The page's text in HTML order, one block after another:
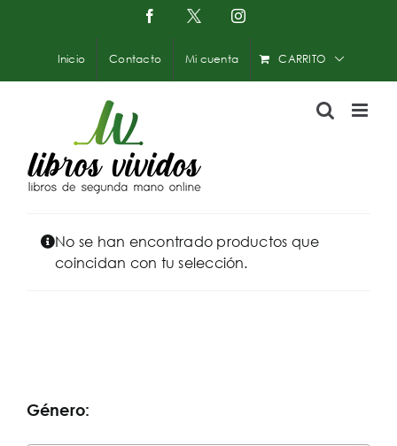
contenido
Facebook
X
Instagram
Inicio Contacto Mi cuenta CARRITO
No se han encontrado productos que
coincidan con tu selección.
Género: